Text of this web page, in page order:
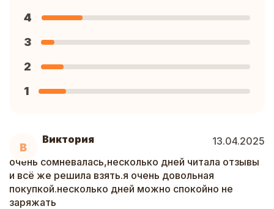
В
Виктория
13.04.2025
очень сомневалась,несколько дней читала отзывы
и всё же решила взять.я очень довольная
покупкой.несколько дней можно спокойно не
заряжать
4
3
2
1